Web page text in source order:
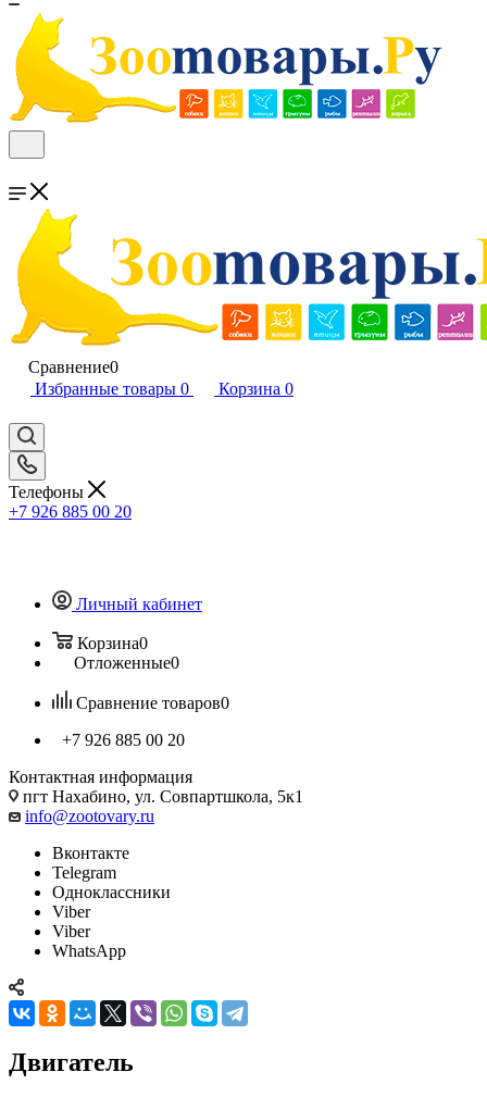
Сравнение0
Избранные товары 0 Корзина 0
Телефоны
+7 926 885 00 20
Личный кабинет
Корзина0
Отложенные0
Сравнение товаров0
+7 926 885 00 20
Контактная информация
пгт Нахабино, ул. Совпартшкола, 5к1
info@zootovary.ru
Вконтакте
Telegram
Одноклассники
Viber
Viber
WhatsApp
Двигатель